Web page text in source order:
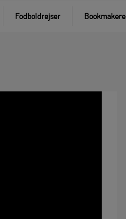
Fodboldrejser Bookmakere